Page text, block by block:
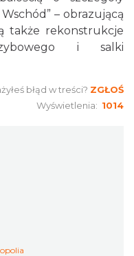
– obrazującą
także rekonstrukcje
i salki
błąd w treści? ZGŁOŚ
Wyświetlenia: 1014